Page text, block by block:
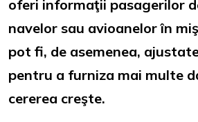
oferi informaţii pasagerilor
navelor sau avioanelor în
pot fi, de asemenea,
pentru a furniza mai multe
cererea creşte.